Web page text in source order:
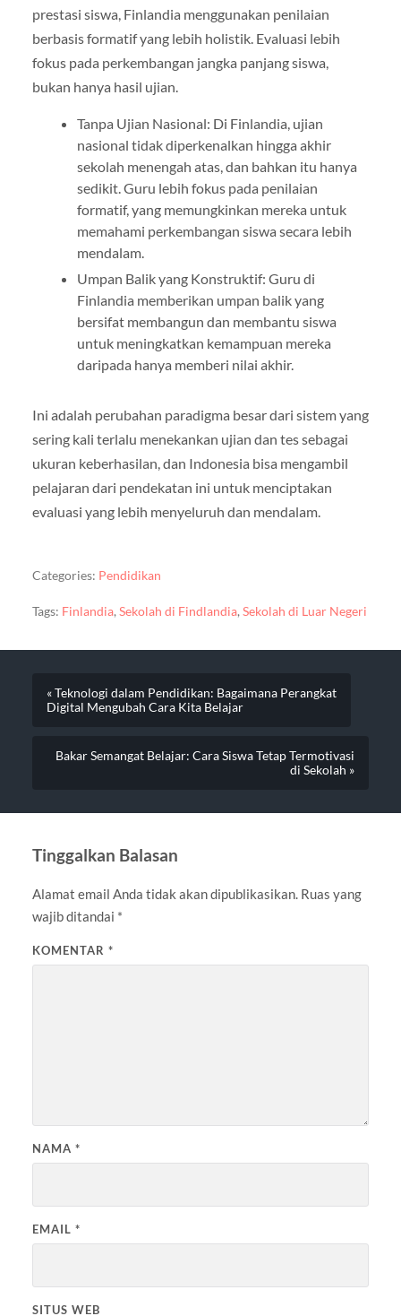
prestasi siswa, Finlandia menggunakan penilaian
berbasis formatif yang lebih holistik. Evaluasi lebih
fokus pada perkembangan jangka panjang siswa,
bukan hanya hasil ujian.
Tanpa Ujian Nasional: Di Finlandia, ujian
nasional tidak diperkenalkan hingga akhir
sekolah menengah atas, dan bahkan itu hanya
sedikit. Guru lebih fokus pada penilaian
formatif, yang memungkinkan mereka untuk
memahami perkembangan siswa secara lebih
mendalam.
Umpan Balik yang Konstruktif: Guru di
Finlandia memberikan umpan balik yang
bersifat membangun dan membantu siswa
untuk meningkatkan kemampuan mereka
daripada hanya memberi nilai akhir.
Ini adalah perubahan paradigma besar dari sistem yang
sering kali terlalu menekankan ujian dan tes sebagai
ukuran keberhasilan, dan Indonesia bisa mengambil
pelajaran dari pendekatan ini untuk menciptakan
evaluasi yang lebih menyeluruh dan mendalam.
Categories: Pendidikan
Tags: Finlandia, Sekolah di Findlandia, Sekolah di Luar Negeri
« Teknologi dalam Pendidikan: Bagaimana Perangkat
Digital Mengubah Cara Kita Belajar
Bakar Semangat Belajar: Cara Siswa Tetap Termotivasi
di Sekolah »
Tinggalkan Balasan
Alamat email Anda tidak akan dipublikasikan. Ruas yang
wajib ditandai *
KOMENTAR *
NAMA *
EMAIL *
SITUS WEB